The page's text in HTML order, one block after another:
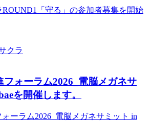
「守る」の参加者募集を開始
クラ
フォーラム2026_電脳メガネサ
を開催します。
ーラム2026_電脳メガネサミット in